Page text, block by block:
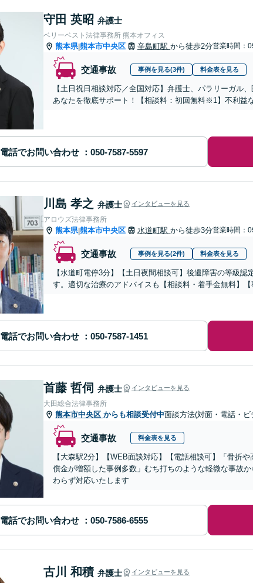
守田 英昭 弁護士
ベリーベスト法律事務所 熊本オフィス
熊本県|熊本市中央区 辛島町駅 から徒歩2分営業時間：
交通事故 事例を見る(3件) 料金表を見る
【土日祝日相談対応／全国対応】弁護士、パラリーガル
あなたを徹底サポート！【相談料：初回無料※1】不利益
電話でお問い合わせ
川島 孝之 弁護士 インタビューを見る
アロウズ法律事務所
熊本県|熊本市中央区 水道町駅 から徒歩3分営業時間：
交通事故 事例を見る(2件) 料金表を見る
【水道町電停3分】【土日夜間相談可】後遺障害の等級
す。適切な治療のアドバイスも【相談料・着手金無料】【
電話でお問い合わせ
首藤 哲伺 弁護士 インタビューを見る
大田総合法律事務所
熊本市中央区 からも相談受付中面談方法(対面・電話・
交通事故 料金表を見る
【大森駅2分】【WEB面談対応】【電話相談可】「骨折
償金が増額した事例多数」むち打ちのような軽微な事故
わらず対応いたします
電話でお問い合わせ
古川 和積 弁護士 インタビューを見る